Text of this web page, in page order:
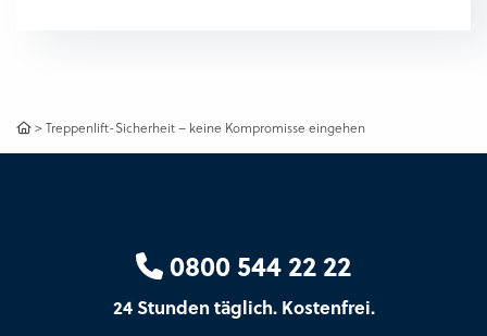
>Treppenlift-Sicherheit – keine Kompromisse eingehen
0800 544 22 22
24 Stunden täglich. Kostenfrei.